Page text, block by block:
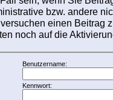
bzw. andere
einen Beitrag
noch auf die
Benutzername:
Kennwort: